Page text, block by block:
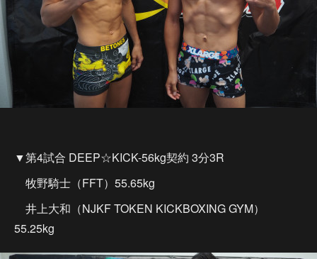
▼第4試合 DEEP☆KICK-56kg契約 3分3R
牧野騎士（FFT）55.65kg
井上大和（NJKF TOKEN KICKBOXING GYM）
55.25kg